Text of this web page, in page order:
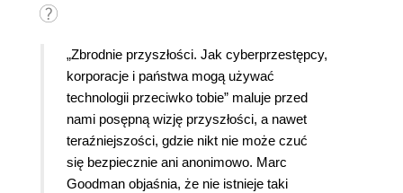
„Zbrodnie przyszłości. Jak cyberprzestępcy,
korporacje i państwa mogą używać
technologii przeciwko tobie” maluje przed
nami posępną wizję przyszłości, a nawet
teraźniejszości, gdzie nikt nie może czuć
się bezpiecznie ani anonimowo. Marc
Goodman objaśnia, że nie istnieje taki